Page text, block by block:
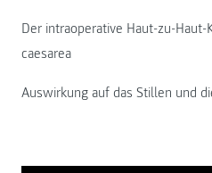
Der intraoperative Haut-zu-
caesarea
Auswirkung auf das Stillen und